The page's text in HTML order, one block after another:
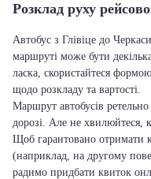
Розклад руху
Автобус з Глівіце до
маршруті може бути
ласка, скористайтеся
щодо розкладу та вартості.
Маршрут автобусів
дорозі. Але не хвилюйтеся,
Щоб гарантовано отримати
(наприклад, на другому
радимо придбати квиток